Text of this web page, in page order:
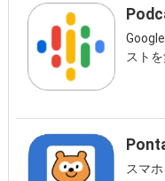
スト
スマ